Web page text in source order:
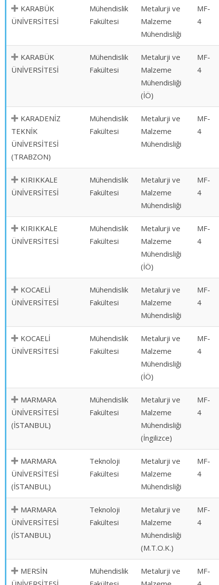
KARABÜK
ÜNİVERSİTESİ
Mühendislik
Fakültesi
Metalurji ve
Malzeme
Mühendisliği
MF-
4
KARABÜK
ÜNİVERSİTESİ
Mühendislik
Fakültesi
Metalurji ve
Malzeme
Mühendisliği
(İÖ)
MF-
4
KARADENİZ
TEKNİK
ÜNİVERSİTESİ
(TRABZON)
Mühendislik
Fakültesi
Metalurji ve
Malzeme
Mühendisliği
MF-
4
KIRIKKALE
ÜNİVERSİTESİ
Mühendislik
Fakültesi
Metalurji ve
Malzeme
Mühendisliği
MF-
4
KIRIKKALE
ÜNİVERSİTESİ
Mühendislik
Fakültesi
Metalurji ve
Malzeme
Mühendisliği
(İÖ)
MF-
4
KOCAELİ
ÜNİVERSİTESİ
Mühendislik
Fakültesi
Metalurji ve
Malzeme
Mühendisliği
MF-
4
KOCAELİ
ÜNİVERSİTESİ
Mühendislik
Fakültesi
Metalurji ve
Malzeme
Mühendisliği
(İÖ)
MF-
4
MARMARA
ÜNİVERSİTESİ
(İSTANBUL)
Mühendislik
Fakültesi
Metalurji ve
Malzeme
Mühendisliği
(İngilizce)
MF-
4
MARMARA
ÜNİVERSİTESİ
(İSTANBUL)
Teknoloji
Fakültesi
Metalurji ve
Malzeme
Mühendisliği
MF-
4
MARMARA
ÜNİVERSİTESİ
(İSTANBUL)
Teknoloji
Fakültesi
Metalurji ve
Malzeme
Mühendisliği
(M.T.O.K.)
MF-
4
MERSİN
Mühendislik
Metalurji ve
MF-